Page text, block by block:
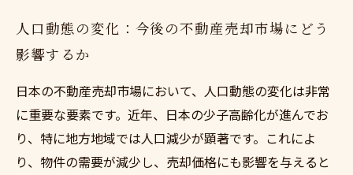
人口動態の変化：今後の不動産売却市場にどう
影響するか
日本の不動産売却市場において、人口動態の変化は非常
に重要な要素です。近年、日本の少子高齢化が進んでお
り、特に地方地域では人口減少が顕著です。これによ
り、物件の需要が減少し、売却価格にも影響を与えると